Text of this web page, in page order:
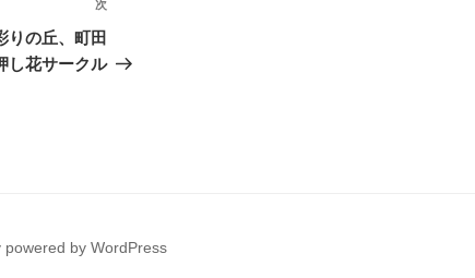
次
投
次
りの丘、町田
し花サークル
powered by WordPress